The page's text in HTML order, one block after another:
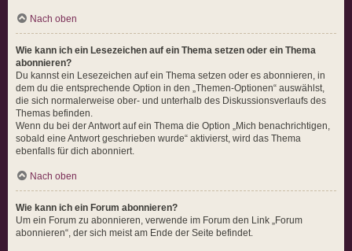
Nach oben
Wie kann ich ein Lesezeichen auf ein Thema setzen oder ein Thema
abonnieren?
Du kannst ein Lesezeichen auf ein Thema setzen oder es abonnieren, in
dem du die entsprechende Option in den „Themen-Optionen“ auswählst,
die sich normalerweise ober- und unterhalb des Diskussionsverlaufs des
Themas befinden.
Wenn du bei der Antwort auf ein Thema die Option „Mich benachrichtigen,
sobald eine Antwort geschrieben wurde“ aktivierst, wird das Thema
ebenfalls für dich abonniert.
Nach oben
Wie kann ich ein Forum abonnieren?
Um ein Forum zu abonnieren, verwende im Forum den Link „Forum
abonnieren“, der sich meist am Ende der Seite befindet.